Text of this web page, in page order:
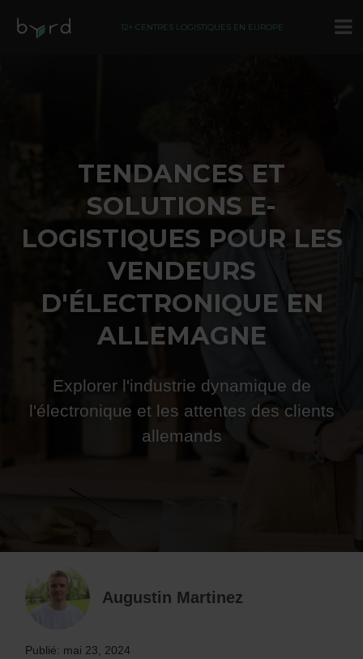
12+ CENTRES LOGISTIQUES EN EUROPE
TENDANCES ET
SOLUTIONS E-
LOGISTIQUES POUR LES
VENDEURS
D'ÉLECTRONIQUE EN
ALLEMAGNE
Explorer l'industrie dynamique de
l'électronique et les attentes des clients
allemands
Augustin Martinez
Publié: mai 23, 2024